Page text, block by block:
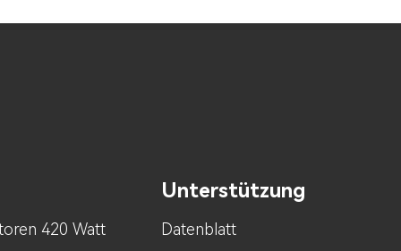
420 Watt
Unterstützung
Datenblatt